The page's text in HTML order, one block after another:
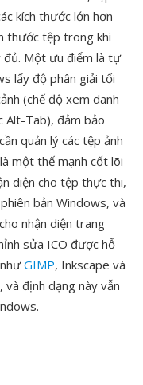
kích thước lớn hơn
thước tệp trong khi
đủ. Một ưu điểm là tự
lấy độ phân giải tối
(chế độ xem danh
Tab), đảm bảo
quản lý các tệp ảnh
một thế mạnh cốt lõi
diện cho tệp thực thi,
bản Windows, và
nhận diện trang
sửa ICO được hỗ
GIMP, Inkscape và
định dạng này vẫn